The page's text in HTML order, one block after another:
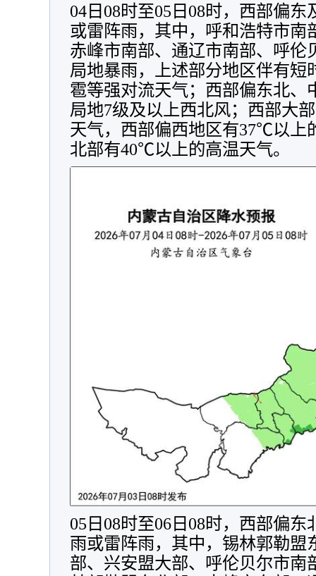
04日08时至05日08时，西部偏
或雷阵雨，其中，呼和浩特市南
赤峰市南部、通辽市南部、呼伦
局地暴雨，上述部分地区伴有短
雹等强对流天气；西部偏东北、
局地7级及以上西北风；西部大
天气，西部偏西地区有37℃以上
北部有40℃以上的高温天气。
05日08时至06日08时，西部偏
雨或雷阵雨，其中，锡林郭勒盟
部、兴安盟大部、呼伦贝尔市南